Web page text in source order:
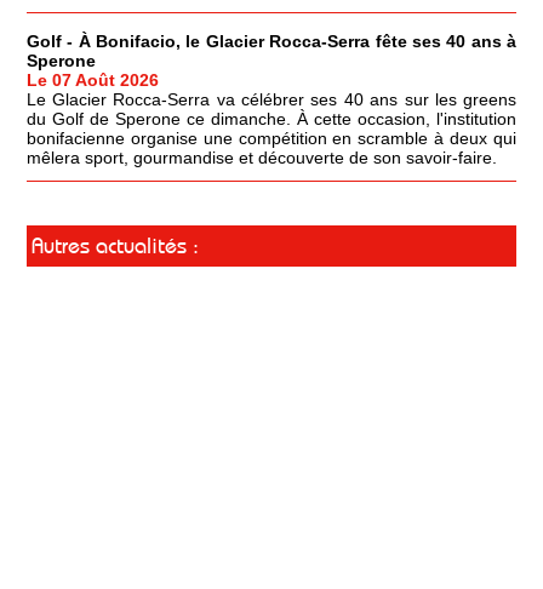
Golf - À Bonifacio, le Glacier Rocca-Serra fête ses 40 ans à
Sperone
Le 07 Août 2026
Le Glacier Rocca-Serra va célébrer ses 40 ans sur les greens
du Golf de Sperone ce dimanche. À cette occasion, l'institution
bonifacienne organise une compétition en scramble à deux qui
mêlera sport, gourmandise et découverte de son savoir-faire.
Autres actualités :